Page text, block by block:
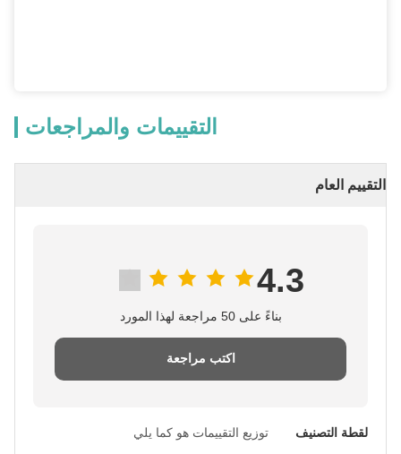
التقييمات والمراجعات
التقييم العام
4.3
بناءً على 50 مراجعة لهذا المورد
اكتب مراجعة
لقطة التصنيف توزيع التقييمات هو كما يلي